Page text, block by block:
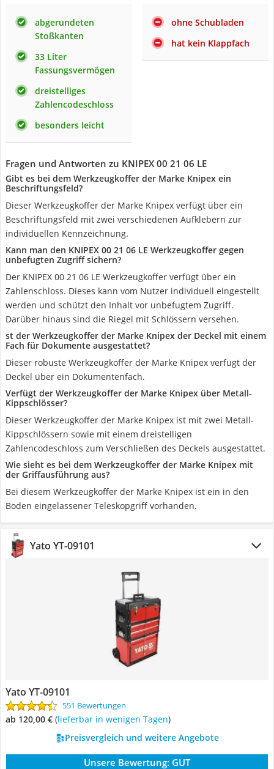
abgerundeten
Stoßkanten
33 Liter
Fassungsvermögen
dreistelliges
Zahlencodeschloss
besonders leicht
ohne Schubladen
hat kein Klappfach
Fragen und Antworten zu KNIPEX 00 21 06 LE
Gibt es bei dem Werkzeugkoffer der Marke Knipex ein
Beschriftungsfeld?
Dieser Werkzeugkoffer der Marke Knipex verfügt über ein
Beschriftungsfeld mit zwei verschiedenen Aufklebern zur
individuellen Kennzeichnung.
Kann man den KNIPEX 00 21 06 LE Werkzeugkoffer gegen
unbefugten Zugriff sichern?
Der KNIPEX 00 21 06 LE Werkzeugkoffer verfügt über ein
Zahlenschloss. Dieses kann vom Nutzer individuell eingestellt
werden und schützt den Inhalt vor unbefugtem Zugriff.
Darüber hinaus sind die Riegel mit Schlössern versehen.
st der Werkzeugkoffer der Marke Knipex der Deckel mit einem
Fach für Dokumente ausgestattet?
Dieser robuste Werkzeugkoffer der Marke Knipex verfügt der
Deckel über ein Dokumentenfach.
Verfügt der Werkzeugkoffer der Marke Knipex über Metall-
Kippschlösser?
Dieser Werkzeugkoffer der Marke Knipex ist mit zwei Metall-
Kippschlössern sowie mit einem dreistelligen
Zahlencodeschloss zum Verschließen des Deckels ausgestattet.
Wie sieht es bei dem Werkzeugkoffer der Marke Knipex mit
der Griffausführung aus?
Bei diesem Werkzeugkoffer der Marke Knipex ist ein in den
Boden eingelassener Teleskopgriff vorhanden.
Yato YT-09101
Yato YT-09101
551 Bewertungen
ab 120,00 € ( Lieferbar in wenigen Tagen)
Preisvergleich und weitere Angebote
Unsere Bewertung: GUT